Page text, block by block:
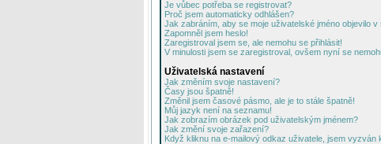
Je vůbec potřeba se registrovat?
Proč jsem automaticky odhlášen?
Jak zabráním, aby se moje uživatelské jméno objevilo
Zapomněl jsem heslo!
Zaregistroval jsem se, ale nemohu se přihlásit!
V minulosti jsem se zaregistroval, ovšem nyní se
Uživatelská nastavení
Jak změním svoje nastavení?
Časy jsou špatně!
Změnil jsem časové pásmo, ale je to stále špatně!
Můj jazyk není na seznamu!
Jak zobrazím obrázek pod uživatelským jménem?
Jak změní svoje zařazení?
Když kliknu na e-mailový odkaz uživatele, jsem vyzván